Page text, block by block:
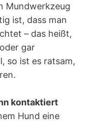
Mundwerkzeug
ist, dass man
– das heißt,
gar
so ist es ratsam,
kontaktiert
Hund eine